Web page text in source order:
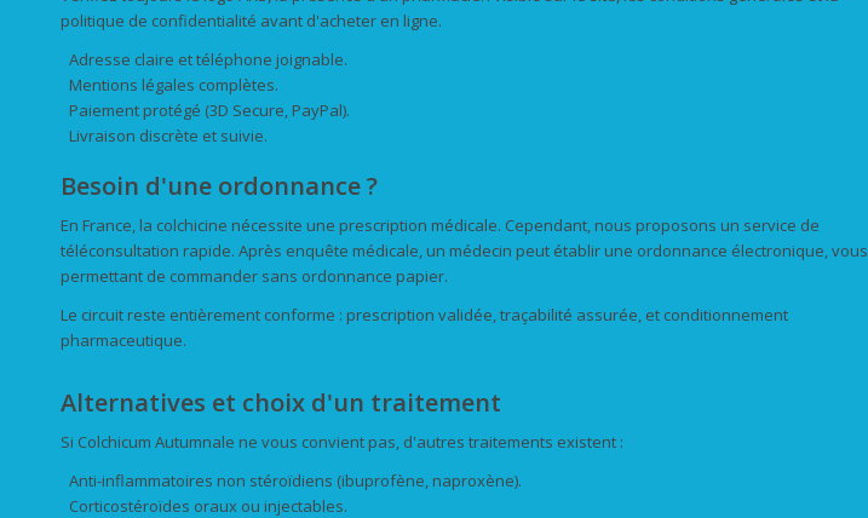
politique de confidentialité avant d'acheter en ligne.
Adresse claire et téléphone joignable.
Mentions légales complètes.
Paiement protégé (3D Secure, PayPal).
Livraison discrète et suivie.
Besoin d'une ordonnance ?
En France, la colchicine nécessite une prescription médicale. Cependant, nous proposons un service de
téléconsultation rapide. Après enquête médicale, un médecin peut établir une ordonnance électronique, vous
permettant de commander sans ordonnance papier.
Le circuit reste entièrement conforme : prescription validée, traçabilité assurée, et conditionnement
pharmaceutique.
Alternatives et choix d'un traitement
Si Colchicum Autumnale ne vous convient pas, d'autres traitements existent :
Anti-inflammatoires non stéroïdiens (ibuprofène, naproxène).
Corticostéroïdes oraux ou injectables.